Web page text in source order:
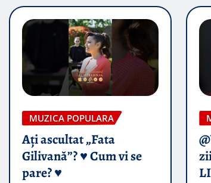
MUZICA POPULARA
Ați ascultat „Fata
Gilivană”? ♥️ Cum vi se
pare? ♥️